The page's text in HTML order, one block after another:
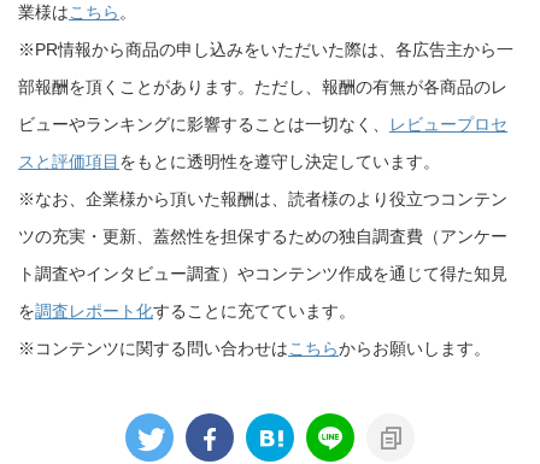
業様はこちら 。
※PR情報から商品の申し込みをいただいた際は、各広告主から一
部報酬を頂くことがあります。ただし、報酬の有無が各商品のレ
ビューやランキングに影響することは一切なく、
レビュープロセ
スと評価項目 をもとに透明性を遵守し決定しています。
※なお、企業様から頂いた報酬は、読者様のより役立つコンテン
ツの充実・更新、蓋然性を担保するための独自調査費（アンケー
ト調査やインタビュー調査）やコンテンツ作成を通じて得た知見
を調査レポート化することに充てています。
※コンテンツに関する問い合わせはこちらからお願いします。